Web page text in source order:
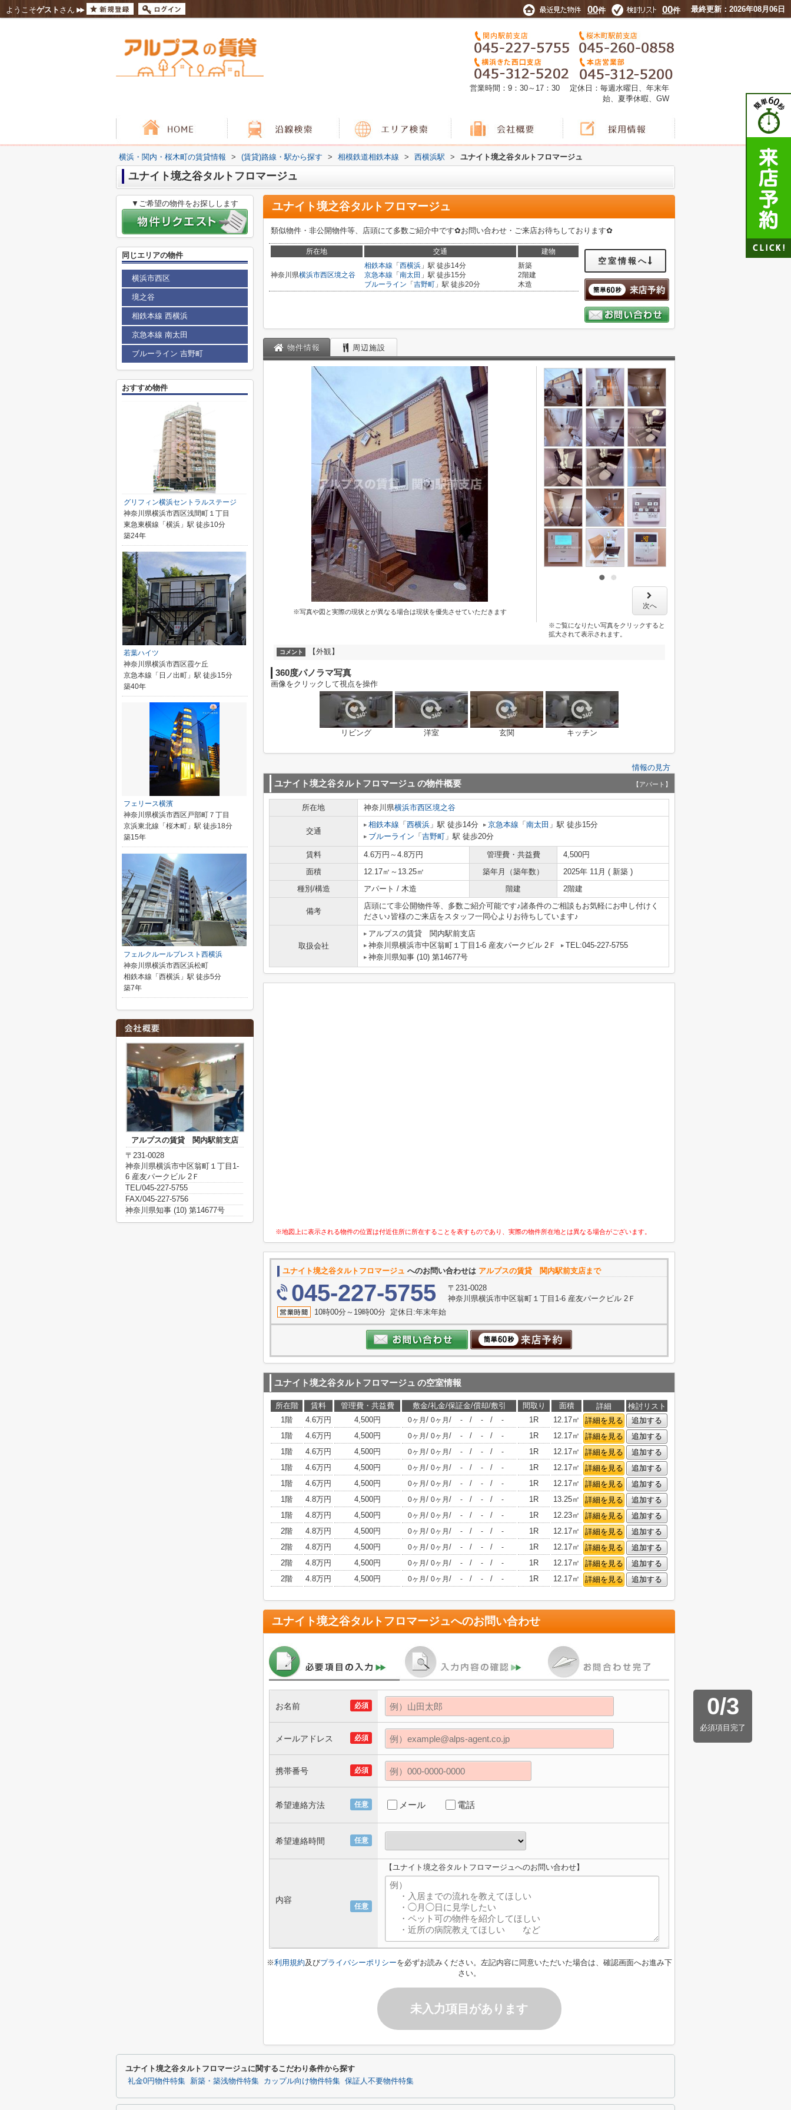
ようこそゲスト さん 00件 00件 最終更新：2026年08月06日
営業時間：9：30～17：30 定休日：毎週水曜日、年末年
始、夏季休暇、GW
横浜・関内・桜木町の賃貸情報 > (賃貸)路線・駅から探す > 相模鉄道相鉄本線 > 西横浜駅 > ユナイト境之谷タルトフロマージュ
ユナイト境之谷タルトフロマージュ
ユナイト境之谷タルトフロマージュ
類似物件・非公開物件等、店頭にて多数ご紹介中です✿お問い合わせ・ご来店お待ちしております✿
所在地 交通 建物
神奈川県横浜市西区境之谷
相鉄本線 「 西横浜 」駅 徒歩14分
京急本線 「 南太田 」駅 徒歩15分
ブルーライン 「 吉野町 」駅 徒歩20分
新築
2階建
木造
空室情報へ
物件情報 周辺施設
※写真や図と実際の現状とが異なる場合は現状を優先させていただきます
次へ
※ご覧になりたい写真をクリックすると
拡大されて表示されます。
コメント 【外観】
360度パノラマ写真
画像をクリックして視点を操作
リビング 洋室 玄関 キッチン
情報の見方
ユナイト境之谷タルトフロマージュ の物件概要 【アパート】
所在地 神奈川県横浜市西区境之谷
交通
相鉄本線 「 西横浜 」駅 徒歩14分 京急本線 「 南太田 」駅 徒歩15分
ブルーライン 「 吉野町 」駅 徒歩20分
賃料 4.6万円～4.8万円 管理費・共益費
4,500円
面積
12.17㎡～13.25㎡ 築年月（築年数）
2025年 11月 ( 新築 )
種別/構造
アパート / 木造 階建 2階建
備考
店頭にて非公開物件等、多数ご紹介可能です♪諸条件のご相談もお気軽にお申し付けく
ださい♪皆様のご来店をスタッフ一同心よりお待ちしています♪
取扱会社
アルプスの賃貸 関内駅前支店
神奈川県横浜市中区翁町１丁目1-6 産友パークビル 2Ｆ
TEL:045-227-5755
神奈川県知事 (10) 第14677号
※地図上に表示される物件の位置は付近住所に所在することを表すものであり、実際の物件所在地とは異なる場合がございます。
ユナイト境之谷タルトフロマージュ へのお問い合わせは アルプスの賃貸 関内駅前支店まで
045-227-5755
〒231-0028
神奈川県横浜市中区翁町１丁目1-6 産友パークビル 2Ｆ
10時00分～19時00分 定休日:年末年始
ユナイト境之谷タルトフロマージュ の空室情報
所在階 賃料 管理費・共益費 敷金/礼金/保証金/償却/敷引 間取り 面積 詳細
検討リスト
1階
4.6万円 4,500円 0ヶ月 / 0ヶ月 / - / - / - 1R 12.17㎡ 詳細を見る
追加する
1階
4.6万円 4,500円 0ヶ月 / 0ヶ月 / - / - / - 1R 12.17㎡ 詳細を見る
追加する
1階
4.6万円 4,500円 0ヶ月 / 0ヶ月 / - / - / - 1R 12.17㎡ 詳細を見る
追加する
1階
4.6万円 4,500円 0ヶ月 / 0ヶ月 / - / - / - 1R 12.17㎡ 詳細を見る
追加する
1階
4.6万円 4,500円 0ヶ月 / 0ヶ月 / - / - / - 1R 12.17㎡ 詳細を見る
追加する
1階
4.8万円 4,500円 0ヶ月 / 0ヶ月 / - / - / - 1R 13.25㎡ 詳細を見る
追加する
1階
4.8万円 4,500円 0ヶ月 / 0ヶ月 / - / - / - 1R 12.23㎡ 詳細を見る
追加する
2階
4.8万円 4,500円 0ヶ月 / 0ヶ月 / - / - / - 1R 12.17㎡ 詳細を見る
追加する
2階
4.8万円 4,500円 0ヶ月 / 0ヶ月 / - / - / - 1R 12.17㎡ 詳細を見る
追加する
2階
4.8万円 4,500円 0ヶ月 / 0ヶ月 / - / - / - 1R 12.17㎡ 詳細を見る
追加する
2階
4.8万円 4,500円 0ヶ月 / 0ヶ月 / - / - / - 1R 12.17㎡ 詳細を見る 追加する
ユナイト境之谷タルトフロマージュへのお問い合わせ
0/3
必須項目完了
必須
お名前
必須
メールアドレス
必須
携帯番号
任意
希望連絡方法 メール 電話
任意
希望連絡時間
任意
内容
【ユナイト境之谷タルトフロマージュへのお問い合わせ】
※利用規約及びプライバシーポリシーを必ずお読みください。左記内容に同意いただいた場合は、確認画面へお進み下
さい。
未入力項目があります
▼ご希望の物件をお探しします
同じエリアの物件
横浜市西区
境之谷
相鉄本線 西横浜
京急本線 南太田
ブルーライン 吉野町
おすすめ物件
グリフィン横浜セントラルステージ
神奈川県横浜市西区浅間町１丁目
東急東横線「横浜」駅 徒歩10分
築24年
若葉ハイツ
神奈川県横浜市西区霞ケ丘
京急本線「日ノ出町」駅 徒歩15分
築40年
フェリース横濱
神奈川県横浜市西区戸部町７丁目
京浜東北線「桜木町」駅 徒歩18分
築15年
フェルクルールプレスト西横浜
神奈川県横浜市西区浜松町
相鉄本線「西横浜」駅 徒歩5分
築7年
アルプスの賃貸 関内駅前支店
〒231-0028
神奈川県横浜市中区翁町１丁目1-
6 産友パークビル 2Ｆ
TEL/045-227-5755
FAX/045-227-5756
神奈川県知事 (10) 第14677号
ユナイト境之谷タルトフロマージュに関するこだわり条件から探す
礼金0円物件特集 新築・築浅物件特集 カップル向け物件特集 保証人不要物件特集